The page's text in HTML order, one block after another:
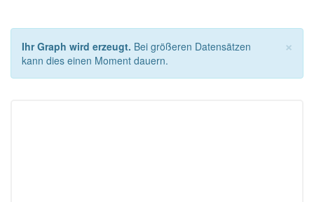
×
Ihr Graph wird erzeugt. Bei größeren Datensätzen
kann dies einen Moment dauern.